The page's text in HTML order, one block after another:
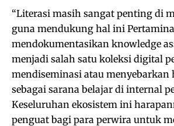
“Literasi masih sangat penting di
guna mendukung hal ini
mendokumentasikan knowledge
menjadi salah satu koleksi digital
mendiseminasi atau menyebarkan
sebagai sarana belajar di internal
Keseluruhan ekosistem ini
penguat bagi para perwira untuk